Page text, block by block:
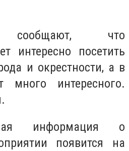
сообщают, что
интересно посетить
и окрестности, а в
много интересного.
информация о
появится на